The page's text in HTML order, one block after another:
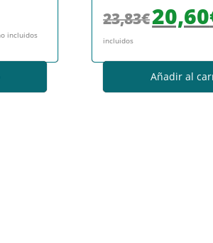
incluidos
23,83€20,60
incluidos
Añadir al